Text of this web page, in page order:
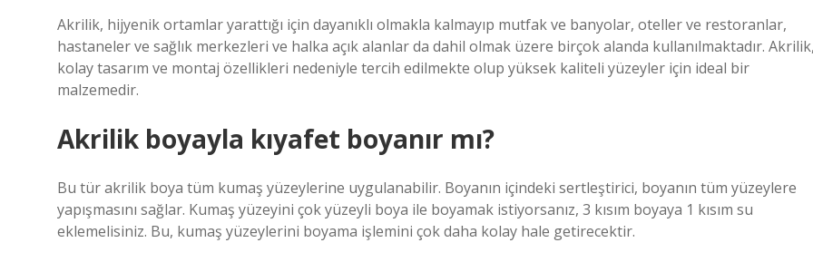
Akrilik, hijyenik ortamlar yarattığı için dayanıklı olmakla kalmayıp mutfak ve banyolar, oteller ve restoranlar,
hastaneler ve sağlık merkezleri ve halka açık alanlar da dahil olmak üzere birçok alanda kullanılmaktadır. Akrilik,
kolay tasarım ve montaj özellikleri nedeniyle tercih edilmekte olup yüksek kaliteli yüzeyler için ideal bir
malzemedir.
Akrilik boyayla kıyafet boyanır mı?
Bu tür akrilik boya tüm kumaş yüzeylerine uygulanabilir. Boyanın içindeki sertleştirici, boyanın tüm yüzeylere
yapışmasını sağlar. Kumaş yüzeyini çok yüzeyli boya ile boyamak istiyorsanız, 3 kısım boyaya 1 kısım su
eklemelisiniz. Bu, kumaş yüzeylerini boyama işlemini çok daha kolay hale getirecektir.